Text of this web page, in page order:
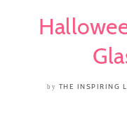
by THE INSPIRING